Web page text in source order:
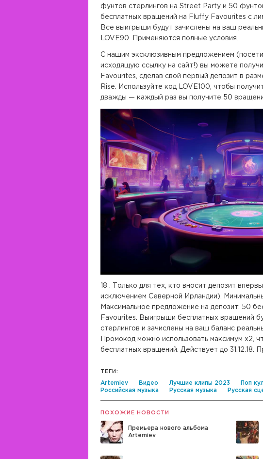
фунтов стерлингов на Street Party и 50
бесплатных вращений на Fluffy Favourites с
Все выигрыши будут зачислены на ваш
LOVE90. Применяются полные условия.
С нашим эксклюзивным предложением
исходящую ссылку на сайт!) вы можете
Favourites, сделав свой первый депозит в
Rise. Используйте код LOVE100, чтобы
дважды — каждый раз вы получите 50
18 . Только для тех, кто вносит депозит
исключением Северной Ирландии).
Максимальное предложение на депозит: 50
Favourites. Выигрыши бесплатных вращений
стерлингов и зачислены на ваш баланс
Промокод можно использовать максимум x2,
бесплатных вращений. Действует до 31.12.18.
ТЕГИ:
Artemiev Видео Лучшие клипы 2023 Поп
Российская музыка
Русская музыка Русская
ПОХОЖИЕ НОВОСТИ
Премьера нового альбома
Artemiev